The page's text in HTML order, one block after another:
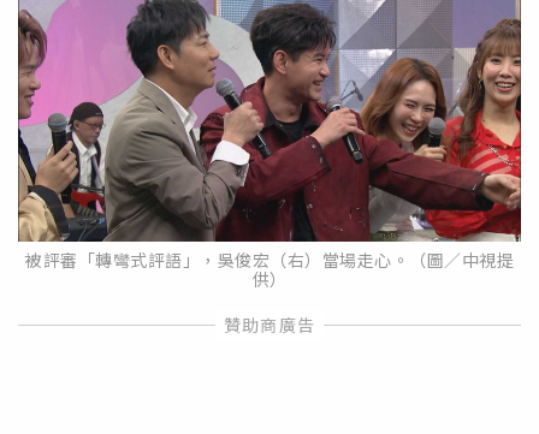
被評審「轉彎式評語」，吳俊宏（右）當場走心。（圖／中視提
供）